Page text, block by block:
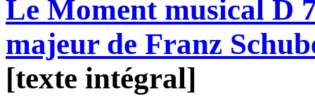
Le Moment musical D
majeur de Franz
[texte intégral]